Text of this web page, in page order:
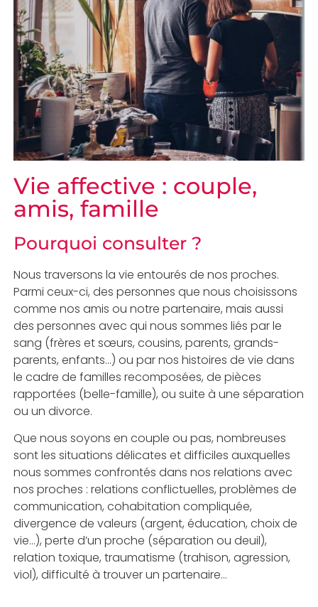
Vie affective : couple,
amis, famille
Pourquoi consulter ?
Nous traversons la vie entourés de nos proches.
Parmi ceux-ci, des personnes que nous choisissons
comme nos amis ou notre partenaire, mais aussi
des personnes avec qui nous sommes liés par le
sang (frères et sœurs, cousins, parents, grands-
parents, enfants…) ou par nos histoires de vie dans
le cadre de familles recomposées, de pièces
rapportées (belle-famille), ou suite à une séparation
ou un divorce.
Que nous soyons en couple ou pas, nombreuses
sont les situations délicates et difficiles auxquelles
nous sommes confrontés dans nos relations avec
nos proches : relations conflictuelles, problèmes de
communication, cohabitation compliquée,
divergence de valeurs (argent, éducation, choix de
vie…), perte d’un proche (séparation ou deuil),
relation toxique, traumatisme (trahison, agression,
viol), difficulté à trouver un partenaire…